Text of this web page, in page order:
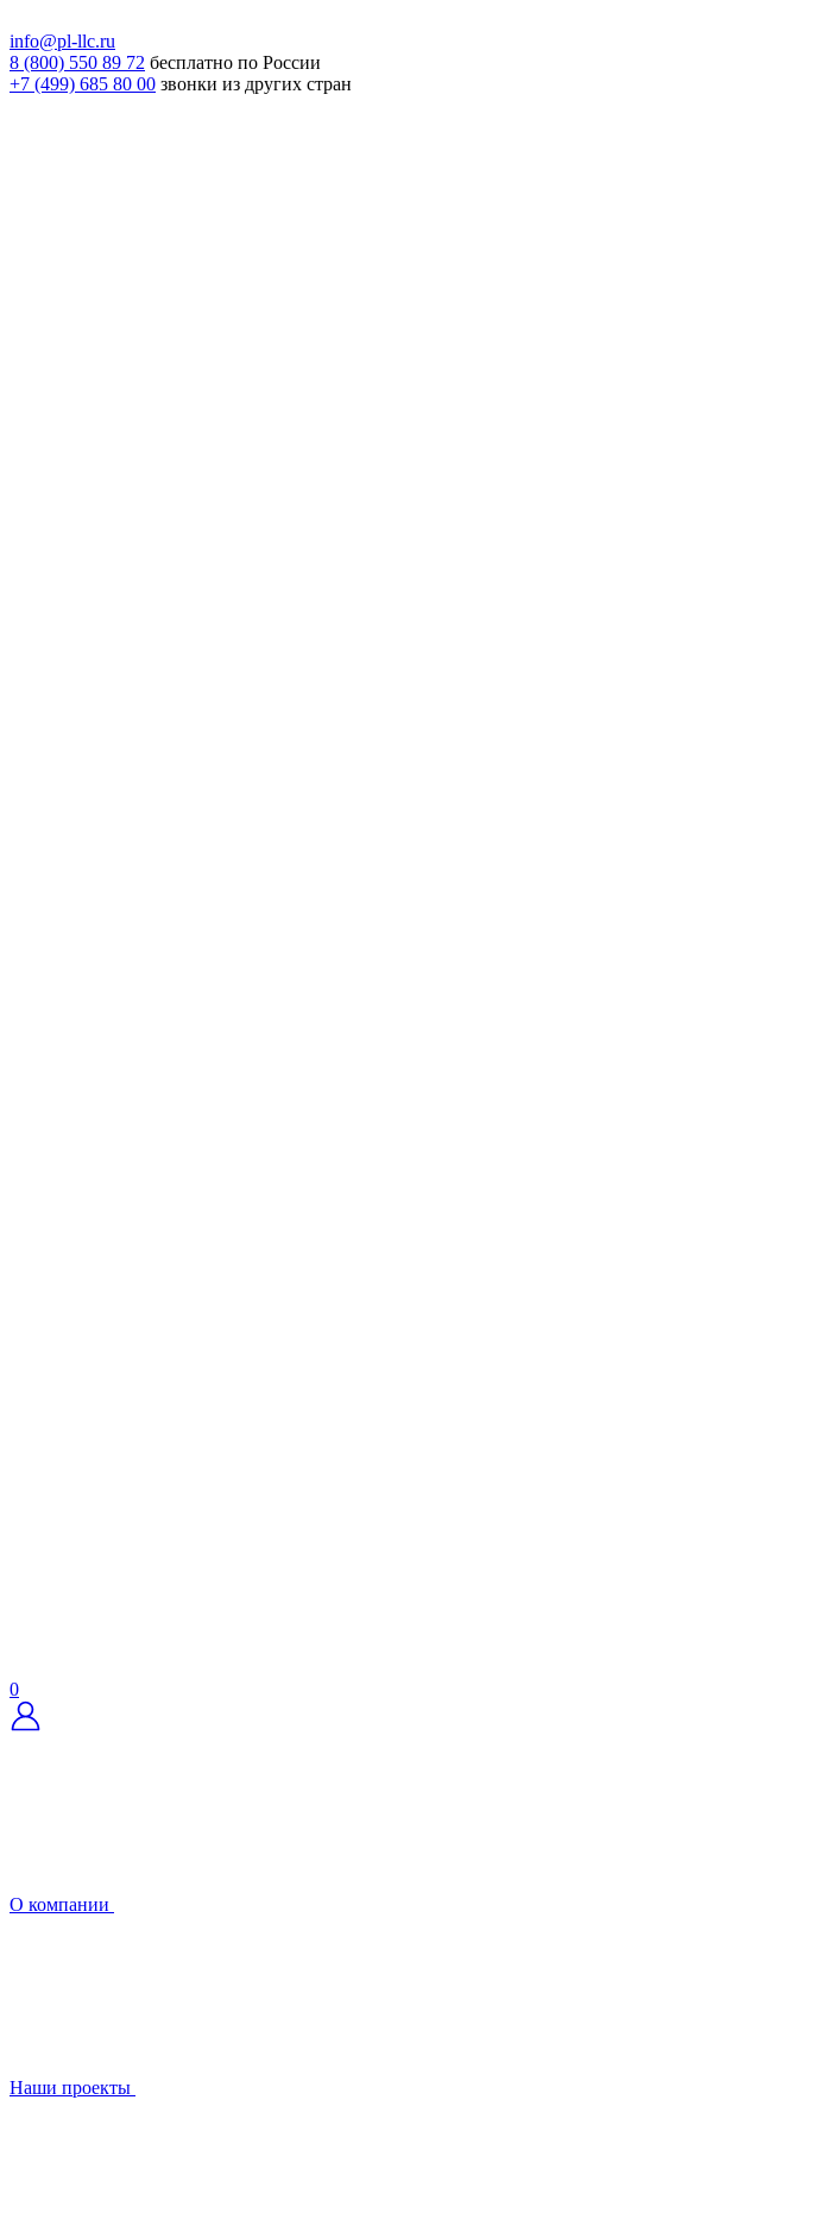
info@pl-llc.ru
8 (800) 550 89 72 бесплатно по России
+7 (499) 685 80 00 звонки из других стран
0
О компании
Наши проекты